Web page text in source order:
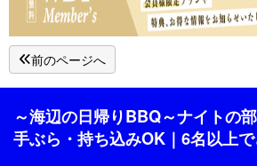
前のページへ
～海辺の日帰りBBQ～ナイトの
手ぶら・持ち込みOK｜6名以上で